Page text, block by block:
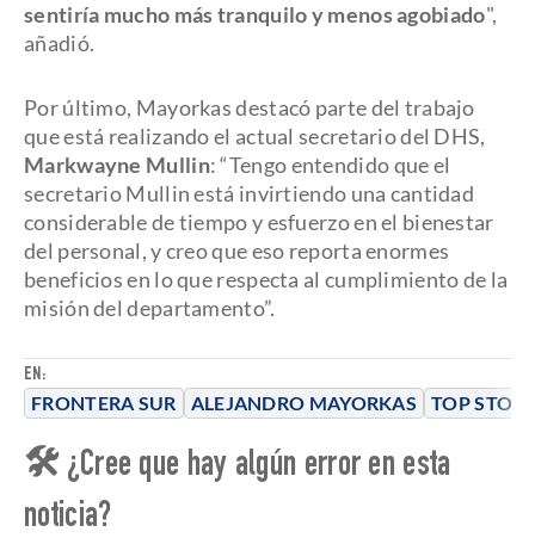
EN:
FRONTERA SUR ALEJANDRO MAYORKAS TOP
sentiría mucho más tranquilo y menos agobiado",
añadió.
Por último, Mayorkas destacó parte del trabajo
que está realizando el actual secretario del DHS,
Markwayne Mullin: “Tengo entendido que el
secretario Mullin está invirtiendo una cantidad
considerable de tiempo y esfuerzo en el bienestar
del personal, y creo que eso reporta enormes
beneficios en lo que respecta al cumplimiento de la
misión del departamento”.
🛠 ¿Cree que hay algún error en esta
noticia?